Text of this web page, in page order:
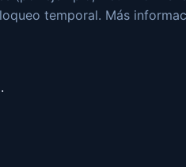
temporal. Más